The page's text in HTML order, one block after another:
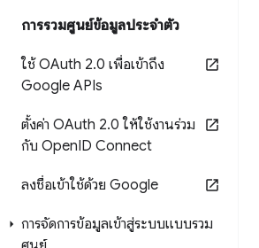
การรวมศูนย์ข้อมูลประจําตัว
ใช้ OAuth 2.0 เพื่อเข้าถึง
Google APIs
ตั้งค่า OAuth 2.0 ให้ใช้งานร่วม
กับ OpenID Connect
ลงชื่อเข้าใช้ด้วย Google
การจัดการข้อมูลเข้าสู่ระบบแบบรวม